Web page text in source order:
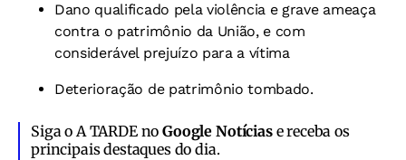
Dano qualificado pela violência e grave ameaça
contra o patrimônio da União, e com
considerável prejuízo para a vítima
Deterioração de patrimônio tombado.
Siga o A TARDE noGoogle Notíciase receba os
principais destaques do dia.